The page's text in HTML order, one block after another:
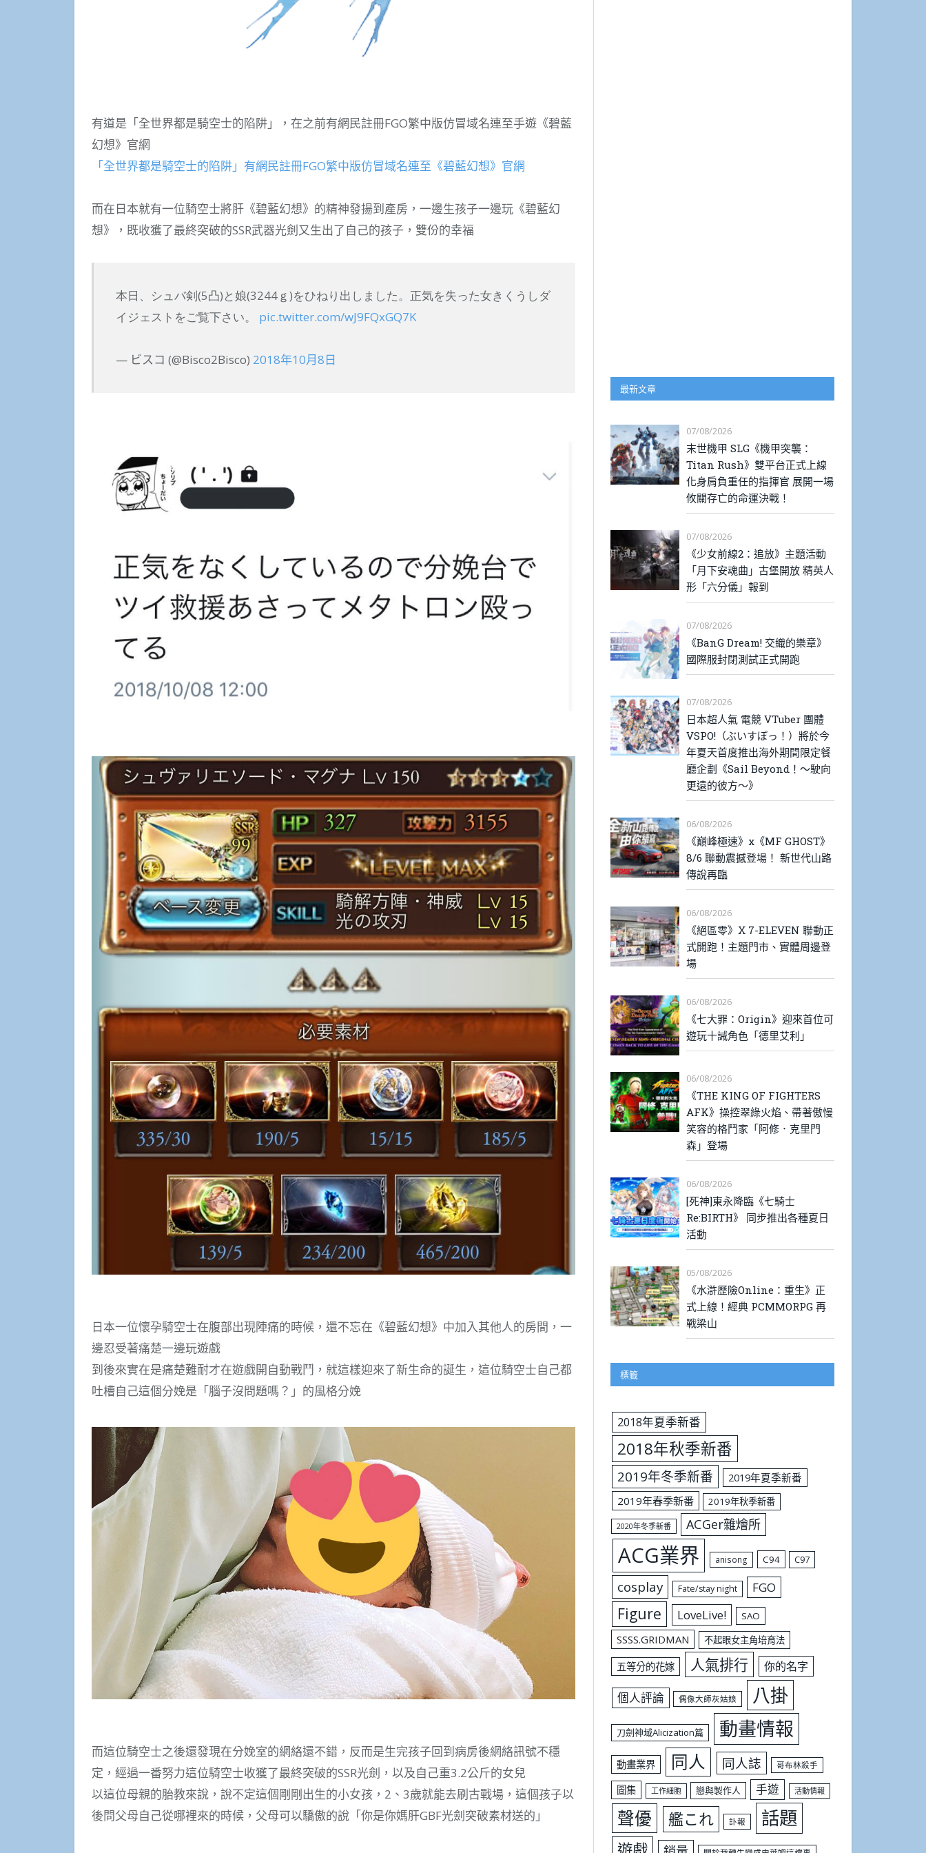
有道是「全世界都是騎空士的陷阱」，在之前有網民註冊FGO繁中版仿冒域名連至手遊《碧藍
幻想》官網
「全世界都是騎空士的陷阱」有網民註冊FGO繁中版仿冒域名連至《碧藍幻想》官網
而在日本就有一位騎空士將肝《碧藍幻想》的精神發揚到產房，一邊生孩子一邊玩《碧藍幻
想》，既收獲了最終突破的SSR武器光劍又生出了自己的孩子，雙份的幸福
本日、シュバ剣(5凸)と娘(3244ｇ)をひねり出しました。正気を失った女きくうしダ
イジェストをご覧下さい。 pic.twitter.com/wJ9FQxGQ7K
— ビスコ (@Bisco2Bisco) 2018年10月8日
日本一位懷孕騎空士在腹部出現陣痛的時候，還不忘在《碧藍幻想》中加入其他人的房間，一
邊忍受著痛楚一邊玩遊戲
到後來實在是痛楚難耐才在遊戲開自動戰鬥，就這樣迎來了新生命的誕生，這位騎空士自己都
吐槽自己這個分娩是「腦子沒問題嗎？」的風格分娩
而這位騎空士之後還發現在分娩室的網絡還不錯，反而是生完孩子回到病房後網絡訊號不穩
定，經過一番努力這位騎空士收獲了最終突破的SSR光劍，以及自己重3.2公斤的女兒
以這位母親的胎教來說，說不定這個剛剛出生的小女孩，2、3歲就能去刷古戰場，這個孩子以
後問父母自己從哪裡來的時候，父母可以驕傲的說「你是你媽肝GBF光劍突破素材送的」
最新文章
07/08/2026
末世機甲 SLG《機甲突襲：
Titan Rush》雙平台正式上線
化身肩負重任的指揮官 展開一場
攸關存亡的命運決戰！
07/08/2026
《少女前線2：追放》主題活動
「月下安魂曲」古堡開放 精英人
形「六分儀」報到
07/08/2026
《BanG Dream! 交織的樂章》
國際服封閉測試正式開跑
07/08/2026
日本超人氣 電競 VTuber 團體
VSPO!（ぶいすぽっ！）將於今
年夏天首度推出海外期間限定餐
廳企劃《Sail Beyond！～駛向
更遠的彼方～》
06/08/2026
《巔峰極速》x《MF GHOST》
8/6 聯動震撼登場！ 新世代山路
傳說再臨
06/08/2026
《絕區零》X 7-ELEVEN 聯動正
式開跑！主題門市、實體周邊登
場
06/08/2026
《七大罪：Origin》迎來首位可
遊玩十誡角色「德里艾利」
06/08/2026
《THE KING OF FIGHTERS
AFK》操控翠綠火焰、帶著傲慢
笑容的格鬥家「阿修．克里門
森」登場
06/08/2026
[死神]東永降臨《七騎士
Re:BIRTH》 同步推出各種夏日
活動
05/08/2026
《水滸歷險Online：重生》正
式上線！經典 PCMMORPG 再
戰梁山
標籤
2018年夏季新番
2018年秋季新番
2019年冬季新番
2019年夏季新番
2019年春季新番
2019年秋季新番
2020年冬季新番 ACGer雜燴所
ACG業界 anisong C94 C97
cosplay Fate/stay night FGO
Figure LoveLive! SAO
SSSS.GRIDMAN 不起眼女主角培育法
五等分的花嫁 人氣排行 你的名字
個人評論 偶像大師灰姑娘 八掛
刀劍神域Alicization篇 動畫情報
動畫業界 同人 同人誌 哥布林殺手
圖集 工作細胞 戀與製作人 手遊 活動情報
聲優 艦これ 訃報 話題